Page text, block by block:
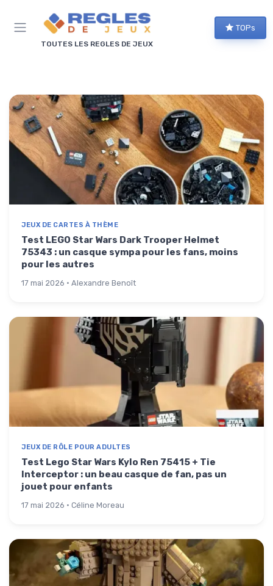
TOUTES LES REGLES DE JEUX
TOPs
JEUX DE CARTES À THÈME
Test LEGO Star Wars Dark Trooper Helmet
75343 : un casque sympa pour les fans, moins
pour les autres
17 mai 2026 · Alexandre Benoît
JEUX DE RÔLE POUR ADULTES
Test Lego Star Wars Kylo Ren 75415 + Tie
Interceptor : un beau casque de fan, pas un
jouet pour enfants
17 mai 2026 · Céline Moreau